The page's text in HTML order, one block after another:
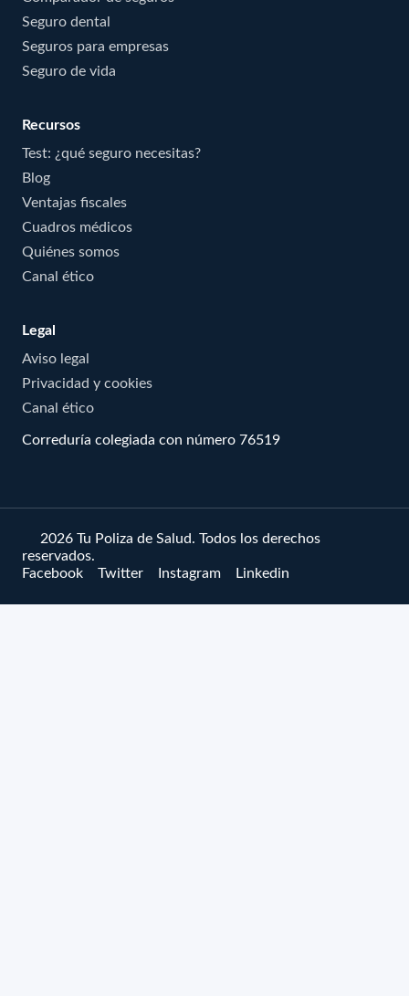
Seguro dental
Seguros para empresas
Seguro de vida
Recursos
Test: ¿qué seguro necesitas?
Blog
Ventajas fiscales
Cuadros médicos
Quiénes somos
Canal ético
Legal
Aviso legal
Privacidad y cookies
Canal ético
Correduría colegiada con número 76519
© 2026 Tu Poliza de Salud. Todos los derechos
reservados.
Facebook
Twitter Instagram Linkedin